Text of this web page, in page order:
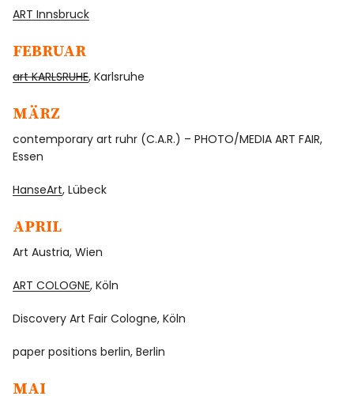
ART Innsbruck
FEBRUAR
art KARLSRUHE, Karlsruhe
MÄRZ
contemporary art ruhr (C.A.R.) – PHOTO/MEDIA ART FAIR,
Essen
HanseArt, Lübeck
APRIL
Art Austria, Wien
ART COLOGNE, Köln
Discovery Art Fair Cologne, Köln
paper positions berlin, Berlin
MAI